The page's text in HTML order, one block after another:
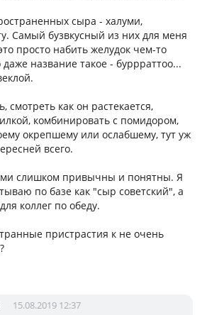
сыра - халуми,
Самый бузвкусный из них для меня
просто набить желудок чем-то
название такое - буррраттоо...
смотреть как он растекается,
комбинировать с помидором,
окрепшему или ослабшему, тут уж
всего.
слишком привычны и понятны. Я
по базе как "сыр советский", а
коллег по обеду.
пристрастия к не очень
15.08.2019 12:37